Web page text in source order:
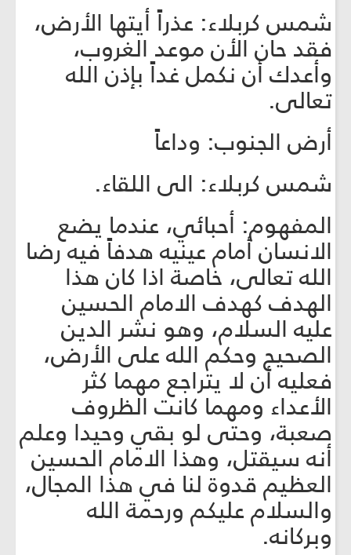
شمس كربلاء: عذراً أيتها الأرض،
فقد حان الأن موعد الغروب،
وأعدك أن نكمل غداً بإذن الله
تعالى.
أرض الجنوب: وداعاً
شمس كربلاء: الى اللقاء.
المفهوم: أحبائي، عندما يضع
الانسان أمام عينيه هدفاً فيه رضا
الله تعالى، خاصة اذا كان هذا
الهدف كهدف الامام الحسين
عليه السلام، وهو نشر الدين
الصحيح وحكم الله على الأرض،
فعليه أن لا يتراجع مهما كثر
الأعداء ومهما كانت الظروف
صعبة، وحتى لو بقي وحيدا وعلم
أنه سيقتل، وهذا الامام الحسين
العظيم قدوة لنا في هذا المجال،
والسلام عليكم ورحمة الله
وبركانه.